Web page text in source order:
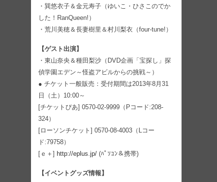
・巽悠衣子＆金元寿子（ゆいこ・ひさこのでか
した！RanQueen!）
・荒川美穂＆長妻樹里＆村川梨衣（four-tune!）
【ゲスト出演】
・東山奈央＆種田梨沙（DVD企画「宝探し」探
偵学園エデン～怪盗アビルからの挑戦～）
● チケット一般販売：受付期間は2013年8月31
日（土）10:00～
[チケットぴあ] 0570-02-9999（Pコード:208-
324）
[ローソンチケット] 0570-08-4003（Lコー
ド:79758）
[ｅ＋] http://eplus.jp/ (ﾊﾟｿｺﾝ＆携帯)
【イベントグッズ情報】